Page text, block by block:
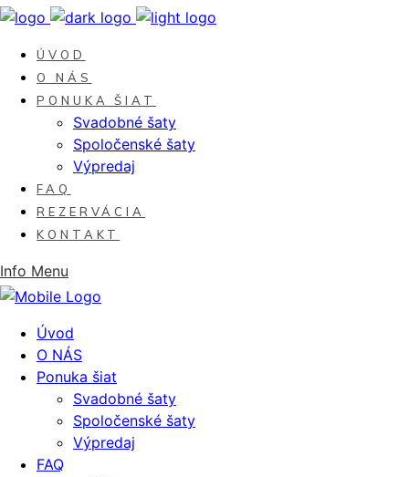
ÚVOD
O NÁS
PONUKA ŠIAT
Svadobné šaty
Spoločenské šaty
Výpredaj
FAQ
REZERVÁCIA
KONTAKT
Info Menu
Úvod
O NÁS
Ponuka šiat
Svadobné šaty
Spoločenské šaty
Výpredaj
FAQ